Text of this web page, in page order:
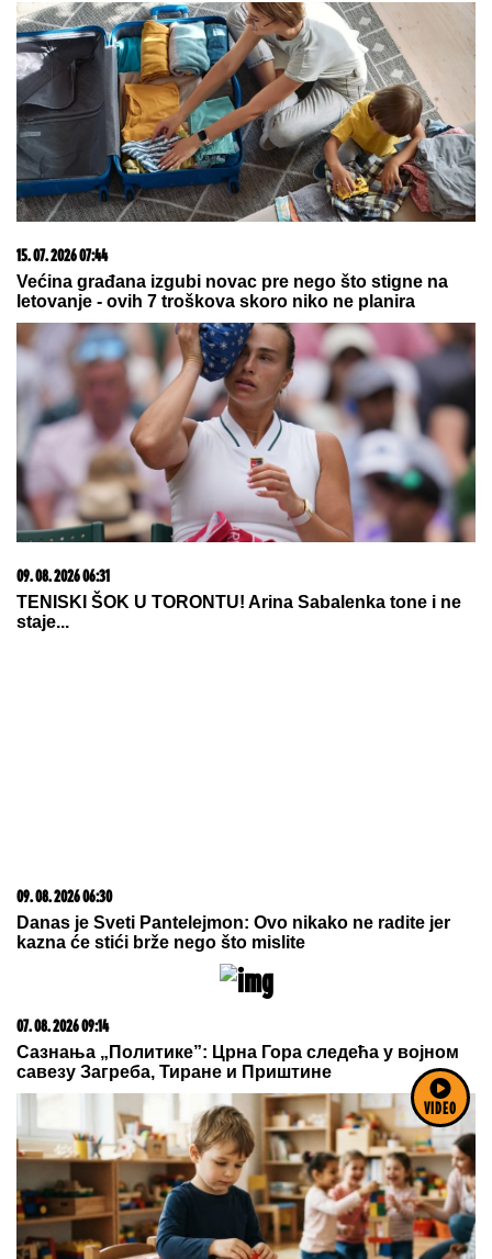
VIDEO
NAPUŠTA CRVENU ZVEZDU?Veliko pojačanje
odlazi sa Marakane
ŽENI SE DEJAN STANKOVIĆ KRALJ!
Prelepa doktorka u raskošnoj
crkveno venčanje
MUŠKARAC SKOČIO U DUNAV I
NESTAOUžas kod Bele stene: Hteo
da se osveži i nije isplivao
by Aklamator
Većina građana izgubi novac pre nego što stigne na